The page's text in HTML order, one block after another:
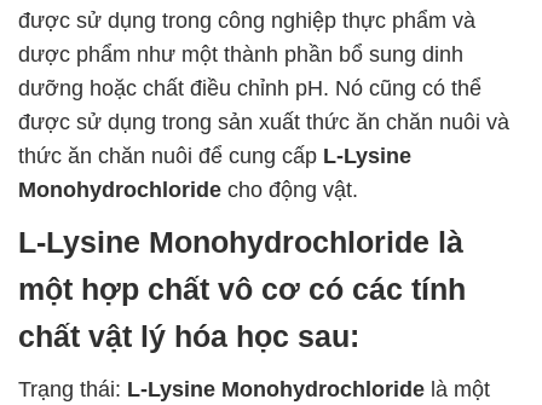
được sử dụng trong công nghiệp thực phẩm và
dược phẩm như một thành phần bổ sung dinh
dưỡng hoặc chất điều chỉnh pH. Nó cũng có thể
được sử dụng trong sản xuất thức ăn chăn nuôi và
thức ăn chăn nuôi để cung cấp L-Lysine
Monohydrochloride cho động vật.
L-Lysine Monohydrochloride là
một hợp chất vô cơ có các tính
chất vật lý hóa học sau:
Trạng thái: L-Lysine Monohydrochloride là một